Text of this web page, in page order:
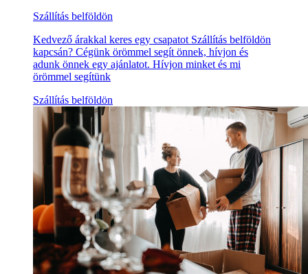
Szállítás belföldön
Kedvező árakkal keres egy csapatot Szállítás belföldön
kapcsán? Cégünk örömmel segít önnek, hívjon és
adunk önnek egy ajánlatot. Hívjon minket és mi
örömmel segítünk
Szállítás belföldön